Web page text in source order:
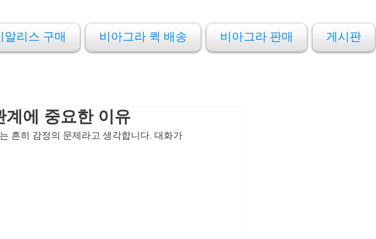
알리스 구매 비아그라 퀵 배송 비아그라 판매 게시판
에 중요한 이유
흔히 감정의 문제라고 생각합니다. 대화가